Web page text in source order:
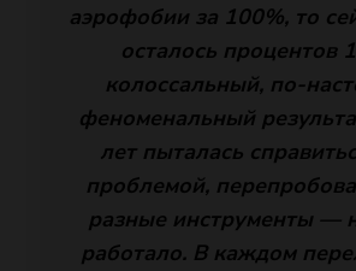
аэрофобии за 100%, то
осталось процентов
колоссальный, по-
феноменальный
лет пыталась
проблемой,
разные инструменты —
работало. В каждом